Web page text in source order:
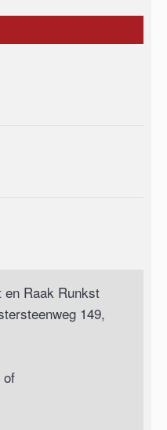
en Raak Runkst
149,
of